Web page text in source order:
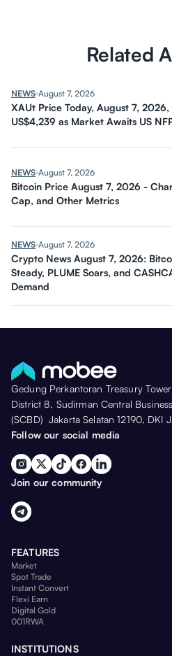
Related
NEWS August 7, 2026
XAUt Price Today, August 7,
US$4,239 as Market Awaits US
NEWS August 7, 2026
Bitcoin Price August 7, 2026 -
Cap, and Other Metrics
NEWS August 7, 2026
Crypto News August 7, 2026:
Steady, PLUME Soars, and
Demand
Gedung Perkantoran Treasury
District 8, Sudirman Central
(SCBD) Jakarta Selatan 12190, DKI
Follow our social media
Join our community
FEATURES
Market
Spot Trade
Instant Convert
Flexi Earn
Digital Gold
001RWA
INSTITUTIONS